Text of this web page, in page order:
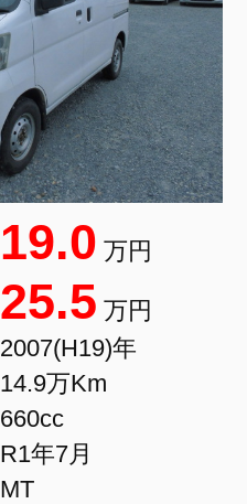
19.0 万円
25.5 万円
2007(H19)年
14.9万Km
660cc
R1年7月
MT